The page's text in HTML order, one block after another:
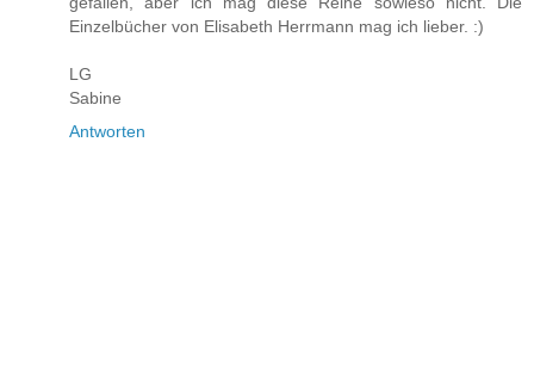
Einzelbücher von Elisabeth Herrmann mag ich lieber. :)
LG
Sabine
Antworten